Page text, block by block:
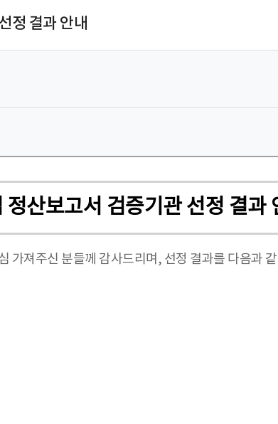
정 결과 안내
산보고서 검증기관 선정 결과
가져주신 분들께 감사드리며, 선정 결과를 다음과